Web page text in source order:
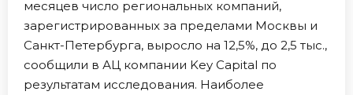
месяцев число региональных компаний,
зарегистрированных за пределами Москвы и
Санкт-Петербурга, выросло на 12,5%, до 2,5 тыс.,
сообщили в АЦ компании Key Capital по
результатам исследования. Наиболее